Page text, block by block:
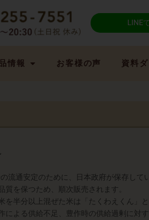
LINE
情報 お客様の声 資料
流通安定のために、日本政府が保存して
質を保つため、順次販売されます。
を半分以上混ぜた米は「たくわえくん」と
による供給不足、豊作時の供給過剰に対